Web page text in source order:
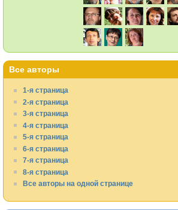
Все авторы
1-я страница
2-я страница
3-я страница
4-я страница
5-я страница
6-я страница
7-я страница
8-я страница
Все авторы на одной странице